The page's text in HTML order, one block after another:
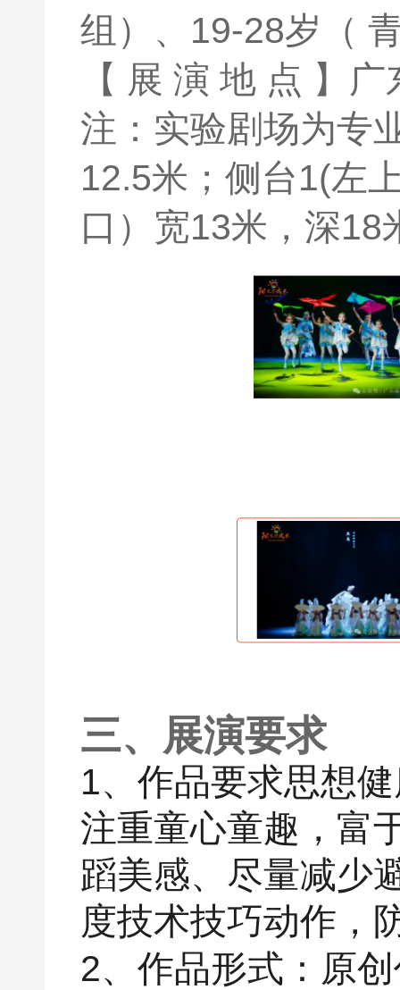
组）、19-28岁（
【 展 演 地 点 】 广
注：实验剧场为专
12.5米；侧台1(左
口）宽13米，深18
三、展演要求
1、作品要求思想
注重童心童趣，富
蹈美感、尽量减少
度技术技巧动作，
2、作品形式：原